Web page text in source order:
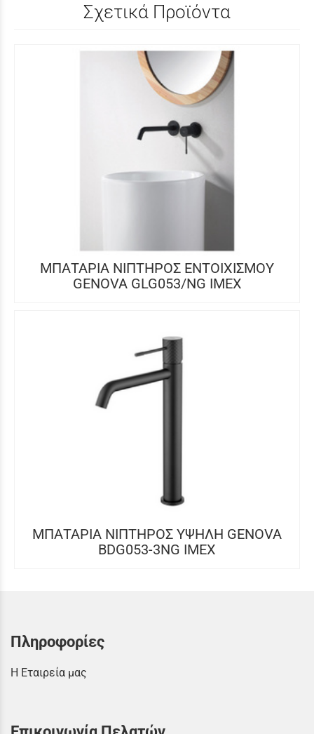
Σχετικά Προϊόντα
ΜΠΑΤΑΡΙΑ ΝΙΠΤΗΡΟΣ ΕΝΤΟΙΧΙΣΜΟΥ
GENOVA GLG053/NG IMEX
ΜΠΑΤΑΡΙΑ ΝΙΠΤΗΡΟΣ ΥΨΗΛΗ GENOVA
BDG053-3NG IMEX
Πληροφορίες
Η Εταιρεία μας